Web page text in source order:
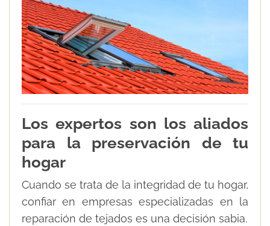
Los expertos son los aliados
para la preservación de tu
hogar
Cuando se trata de la integridad de tu hogar,
confiar en empresas especializadas en la
reparación de tejados es una decisión sabia.